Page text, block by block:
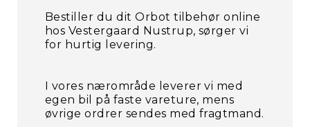
Bestiller du dit Orbot tilbehør online
hos Vestergaard Nustrup, sørger vi
for hurtig levering.
I vores nærområde leverer vi med
egen bil på faste vareture, mens
øvrige ordrer sendes med fragtmand.